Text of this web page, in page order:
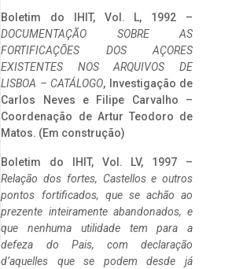
Boletim do IHIT, Vol. L, 1992 –
DOCUMENTAÇÃO SOBRE AS
FORTIFICAÇÕES DOS AÇORES
EXISTENTES NOS ARQUIVOS DE
LISBOA – CATÁLOGO, Investigação de
Carlos Neves e Filipe Carvalho –
Coordenação de Artur Teodoro de
Matos. (Em construção)
Boletim do IHIT, Vol. LV, 1997 –
Relação dos fortes, Castellos e outros
pontos fortificados, que se achão ao
prezente inteiramente abandonados, e
que nenhuma utilidade tem para a
defeza do Pais, com declaração
d’aquelles que se podem desde já